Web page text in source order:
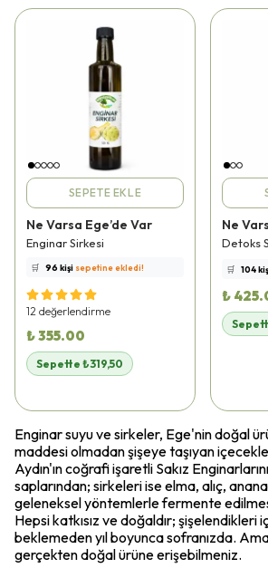
SEPETE EKLE
Ne Varsa Ege’de Var
Enginar Sirkesi
⭐️ Bu ürünü418 kişifavoriledi!
🛒 96 kişisepetine ekledi!
✅
Bugün 48 adetsatıldı
🚚
Hızlı teslimat
12 değerlendirme
₺ 355.00
Sepette ₺319,50
Ne
⭐️ Bu ürünü
🛒
104
✅
Bugün
Hızlı
₺
Enginar suyu ve sirkeler, Ege'nin doğal
maddesi olmadan şişeye taşıyan
Aydın'ın coğrafi işaretli Sakız
saplarından; sirkeleri ise elma, alıç,
geleneksel yöntemlerle fermente
Hepsi katkısız ve doğaldır; şişelendikleri
beklemeden yıl boyunca sofranızda.
gerçekten doğal ürüne erişebilmeniz.